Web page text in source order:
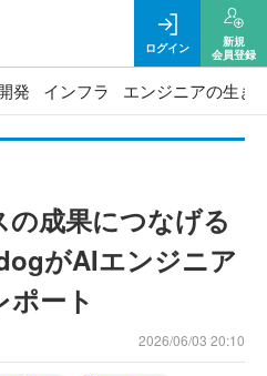
ログイン
新規
会員登録
発 インフラ エンジニアの生き
成果につなげる
がAIエンジニア
ポート
2026/06/03 20:10